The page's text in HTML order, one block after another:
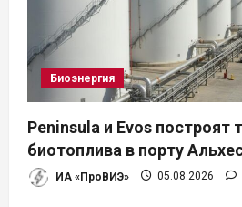
Биоэнергия
Peninsula и Evos построят
биотоплива в порту
ИА «ПроВИЭ» 05.08.2026